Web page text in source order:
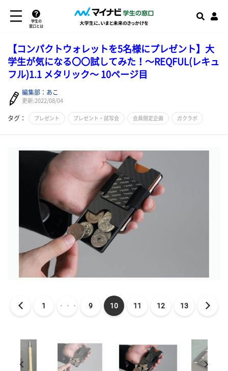
学生の
窓口とは
【コンパクトウォレットを5名様にプレゼント】大
学生が気になる〇〇試してみた！～REQFUL(レキュ
フル)1.1 メタリック～ 10ページ目
編集部：あこ
更新:2022/08/04
タグ： プレゼント プレゼント・試写会 会員限定企画 ガクラボ
1 ・・・ 9 10 11 12 13